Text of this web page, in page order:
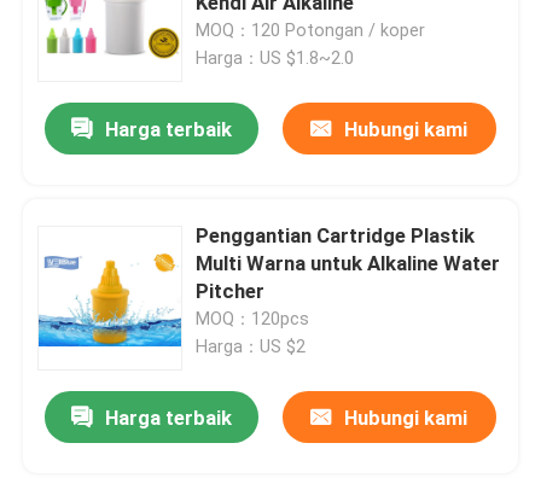
MOQ：120 Potongan / koper
Harga：US $1.8~2.0
Harga terbaik Hubungi kami
Penggantian Cartridge Plastik
Multi Warna untuk Alkaline Water
Pitcher
MOQ：120pcs
Harga：US $2
Harga terbaik Hubungi kami